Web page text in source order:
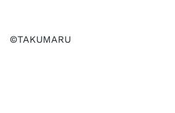
©TAKUMARU